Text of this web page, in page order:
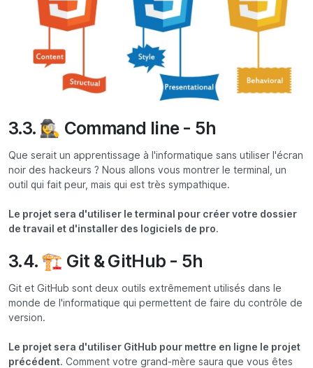
3.3. 🕵️‍♀️ Command line - 5h
Que serait un apprentissage à l'informatique sans utiliser l'écran
noir des hackeurs ? Nous allons vous montrer le terminal, un
outil qui fait peur, mais qui est très sympathique.
Le projet sera d'utiliser le terminal pour créer votre dossier
de travail et d'installer des logiciels de pro.
3.4. 🏗️ Git & GitHub - 5h
Git et GitHub sont deux outils extrêmement utilisés dans le
monde de l'informatique qui permettent de faire du contrôle de
version.
Le projet sera d'utiliser GitHub pour mettre en ligne le projet
précédent. Comment votre grand-mère saura que vous êtes